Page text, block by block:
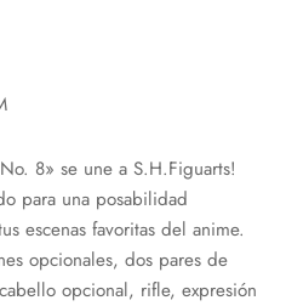
8» se une a S.H.Figuarts!
para una posabilidad
escenas favoritas del anime.
opcionales, dos pares de
opcional, rifle, expresión